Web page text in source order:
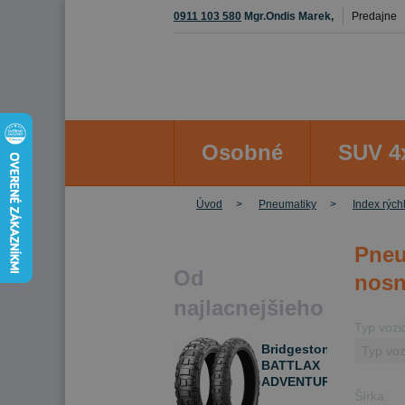
0911 103 580 Mgr.Ondis Marek, Predajne
Osobné SUV
Úvod Pneumatiky Index
Od
najlacnejšieho
Bridgestone
BATTLAX
ADVENTURECROSS
Typ
Šírka: